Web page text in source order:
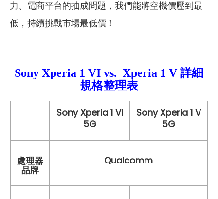
力、電商平台的抽成問題，我們能將空機價壓到最
低，持續挑戰市場最低價！
Sony Xperia 1 VI vs. Xperia 1 V 詳細
規格整理表
Sony Xperia 1 VI
5G
Sony Xperia 1 V
5G
處理器
品牌
Qualcomm